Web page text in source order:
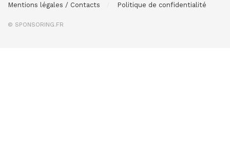
Mentions légales / Contacts Politique de confidentialité
© SPONSORING.FR